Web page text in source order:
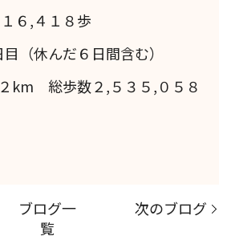
６,４１８歩
（休んだ６日間含む）
km 総歩数２,５３５,０５８
ブログ一
覧
次のブログ